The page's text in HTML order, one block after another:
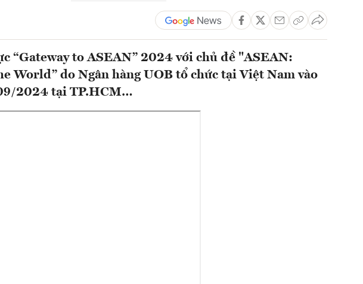
“Gateway to ASEAN” 2024 với chủ đề "ASEAN:
World” do Ngân hàng UOB tổ chức tại Việt Nam vào
2024 tại TP.HCM…